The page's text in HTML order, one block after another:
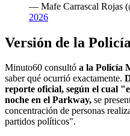
— Mafe Carrascal Rojas
2026
Versión de la
Minuto60 consultó a la Policía
saber qué ocurrió exactamente.
reporte oficial, según el cual
noche en el Parkway, se
concentración de personas
partidos políticos".